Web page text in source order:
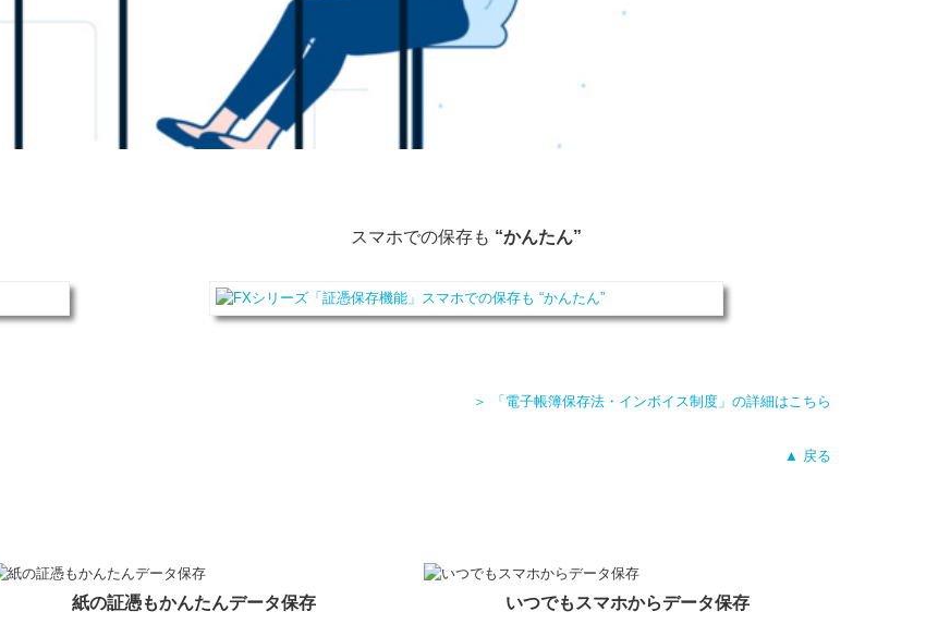
スマホでの保存も “かんたん”
＞ 「電子帳簿保存法・インボイス制度」の詳細はこちら
▲ 戻る
紙の証憑もかんたんデータ保存 いつでもスマホからデータ保存